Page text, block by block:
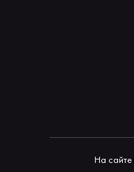
© 2026 Preventum
На сайте